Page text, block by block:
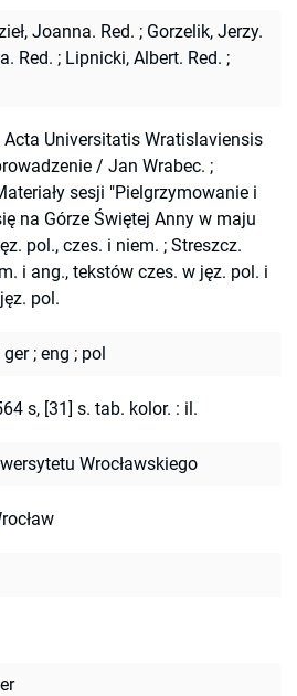
Joanna. Red. ; Gorzelik, Jerzy.
Red. ; Lipnicki, Albert. Red. ;
Acta Universitatis Wratislaviensis
/ Jan Wrabec. ;
sesji "Pielgrzymowanie i
na Górze Świętej Anny w maju
pol., czes. i niem. ; Streszcz.
i ang., tekstów czes. w jęz. pol. i
pol.
ger; eng ; pol
s, [31] s. tab. kolor. : il.
Wrocławskiego